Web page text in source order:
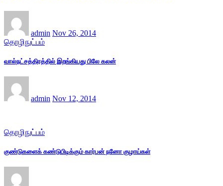
admin Nov 26, 2014
தொழிநுட்பம்
வால்நட்சத்திரத்தில் இறங்கியது பிலே கலன்
admin Nov 12, 2014
தொழிநுட்பம்
குண்டுகளைக் கண்டுபிடிக்கும் கார்பன் நனோ குழாய்கள்